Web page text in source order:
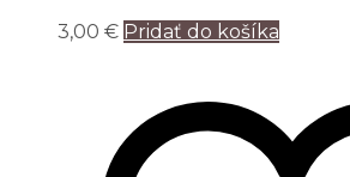
3,00 € Pridať do košíka